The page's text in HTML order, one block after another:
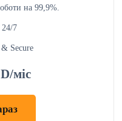
на 99,9%.
7
Secure
міс